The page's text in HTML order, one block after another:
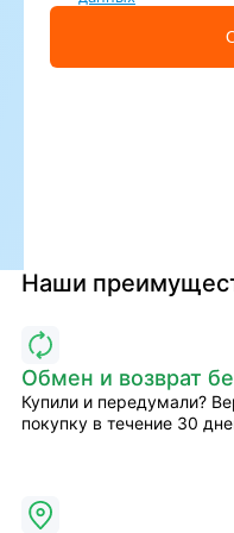
Наши
Обмен и возврат
Купили и передумали?
покупку в течение 30